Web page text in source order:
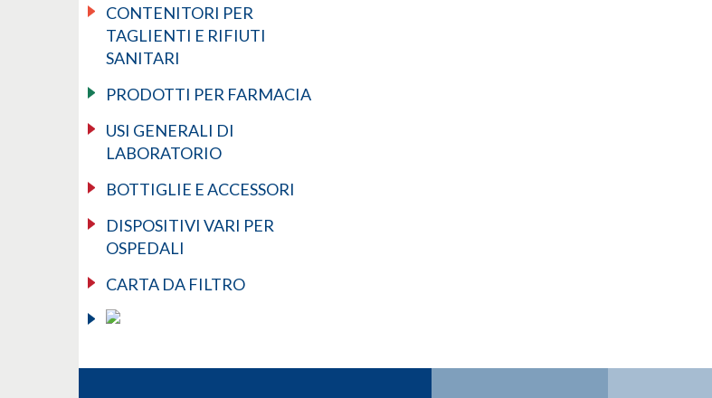
CONTENITORI PER
TAGLIENTI E RIFIUTI
SANITARI
PRODOTTI PER FARMACIA
USI GENERALI DI
LABORATORIO
BOTTIGLIE E ACCESSORI
DISPOSITIVI VARI PER
OSPEDALI
CARTA DA FILTRO